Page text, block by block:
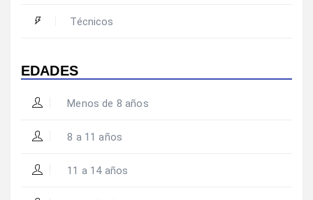
Técnicos
EDADES
Menos de 8 años
8 a 11 años
11 a 14 años